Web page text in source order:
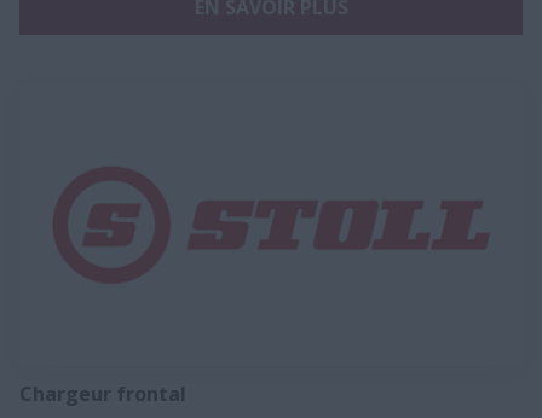
Chargeur frontal